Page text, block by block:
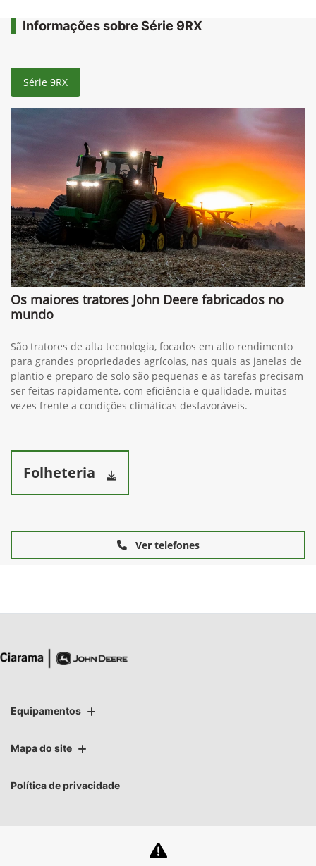
Informações sobre Série 9RX
Série 9RX
Os maiores tratores John Deere fabricados no
mundo
São tratores de alta tecnologia, focados em alto rendimento
para grandes propriedades agrícolas, nas quais as janelas de
plantio e preparo de solo são pequenas e as tarefas precisam
ser feitas rapidamente, com eficiência e qualidade, muitas
vezes frente a condições climáticas desfavoráveis.
Folheteria
Ver telefones
Equipamentos
Mapa do site
Política de privacidade